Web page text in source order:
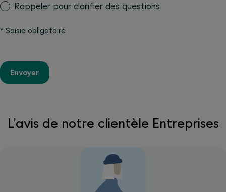
Rappeler pour clarifier des questions
* Saisie obligatoire
Envoyer
L’avis de notre clientèle Entreprises